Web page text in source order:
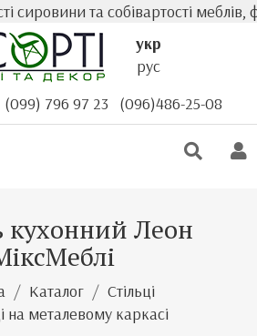
та собівартості меблів,
укр
рус
(099) 796 97 23 (096)486-25-08
кухонний Леон
Каталог
Стільці
на металевому каркасі